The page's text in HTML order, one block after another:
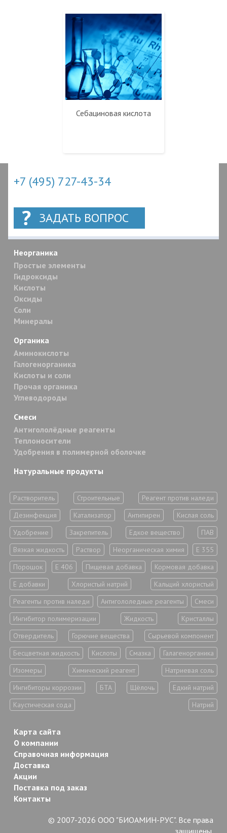
Себациновая кислота
+7 (495) 727-43-34
ЗАДАТЬ ВОПРОС
Неорганика
Простые элементы
Гидроксиды
Кислоты
Оксиды
Соли
Минералы
Органика
Аминокислоты
Галогенорганика
Кислоты и соли
Прочая органика
Углеводороды
Смеси
Антигололёдные реагенты
Теплоносители
Удобрения в полимерной оболочке
Натуральные продукты
Растворитель Строительные
Реагент против наледи
Дезинфекция
Катализатор Антипирен
Кислая соль
Удобрение
Закрепитель Едкое вещество
ПАВ
Вязкая жидкость
Раствор Неорганическая химия
Е 355
Порошок
Е 406 Пищевая добавка
Кормовая добавка
Е добавки
Хлористый натрий
Кальций хлористый
Реагенты против наледи
Антигололедные реагенты
Смеси
Ингибитор полимеризации
Жидкость
Кристаллы
Отвердитель
Горючие вещества
Сырьевой компонент
Бесцветная жидкость
Кислоты Смазка
Галагенорганика
Изомеры
Химический реагент
Натриевая соль
Ингибиторы коррозии
БТА Щёлочь
Едкий натрий
Каустическая сода
Натрий
Карта сайта
О компании
Справочная информация
Доставка
Акции
Поставка под заказ
Контакты
© 2007-2026 ООО "БИОАМИН-РУС". Все права
защищены.